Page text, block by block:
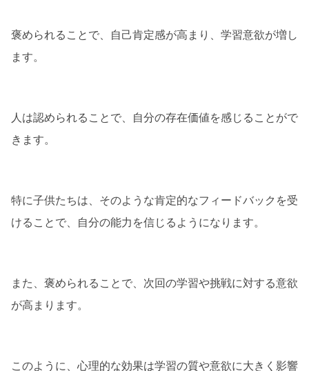
褒められることで、自己肯定感が高まり、学習意欲が増し
ます。
人は認められることで、自分の存在価値を感じることがで
きます。
特に子供たちは、そのような肯定的なフィードバックを受
けることで、自分の能力を信じるようになります。
また、褒められることで、次回の学習や挑戦に対する意欲
が高まります。
このように、心理的な効果は学習の質や意欲に大きく影響